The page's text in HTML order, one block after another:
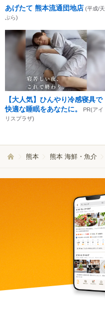
あげたて 熊本流通団地店 (平成/天
ぷら)
【大人気】ひんやり冷感寝具で
快適な睡眠をあなたに。
PR(アイ
リスプラザ)
熊本 熊本 海鮮・魚介